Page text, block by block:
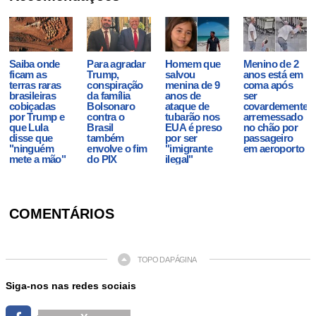
Saiba onde
ficam as
terras raras
brasileiras
cobiçadas
por Trump e
que Lula
disse que
"ninguém
mete a mão"
Para agradar
Trump,
conspiração
da família
Bolsonaro
contra o
Brasil
também
envolve o fim
do PIX
Homem que
salvou
menina de 9
anos de
ataque de
tubarão nos
EUA é preso
por ser
"imigrante
ilegal"
Menino de 2
anos está em
coma após
ser
covardemente
arremessado
no chão por
passageiro
em aeroporto
COMENTÁRIOS
TOPO DA PÁGINA
Siga-nos nas redes sociais